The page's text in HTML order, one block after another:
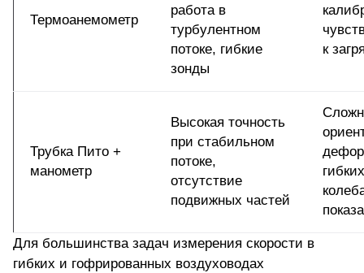
Термоанемометр
работа в
турбулентном
потоке, гибкие
зонды
к
Трубка Пито +
манометр
Высокая точность
при стабильном
потоке,
отсутствие
подвижных частей
Для большинства задач измерения скорости в
гибких и гофрированных воздуховодах